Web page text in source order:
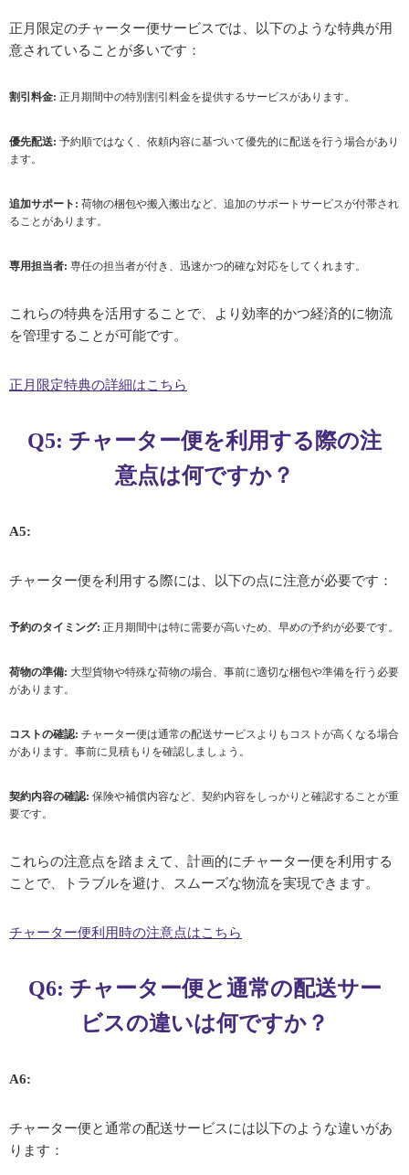
正月限定のチャーター便サービスでは、以下のような特典が用
意されていることが多いです：
割引料金: 正月期間中の特別割引料金を提供するサービスがあります。
優先配送: 予約順ではなく、依頼内容に基づいて優先的に配送を行う場合があり
ます。
追加サポート: 荷物の梱包や搬入搬出など、追加のサポートサービスが付帯され
ることがあります。
専用担当者: 専任の担当者が付き、迅速かつ的確な対応をしてくれます。
これらの特典を活用することで、より効率的かつ経済的に物流
を管理することが可能です。
正月限定特典の詳細はこちら
Q5: チャーター便を利用する際の注
意点は何ですか？
A5:
チャーター便を利用する際には、以下の点に注意が必要です：
予約のタイミング: 正月期間中は特に需要が高いため、早めの予約が必要です。
荷物の準備: 大型貨物や特殊な荷物の場合、事前に適切な梱包や準備を行う必要
があります。
コストの確認: チャーター便は通常の配送サービスよりもコストが高くなる場合
があります。事前に見積もりを確認しましょう。
契約内容の確認: 保険や補償内容など、契約内容をしっかりと確認することが重
要です。
これらの注意点を踏まえて、計画的にチャーター便を利用する
ことで、トラブルを避け、スムーズな物流を実現できます。
チャーター便利用時の注意点はこちら
Q6: チャーター便と通常の配送サー
ビスの違いは何ですか？
A6:
チャーター便と通常の配送サービスには以下のような違いがあ
ります：